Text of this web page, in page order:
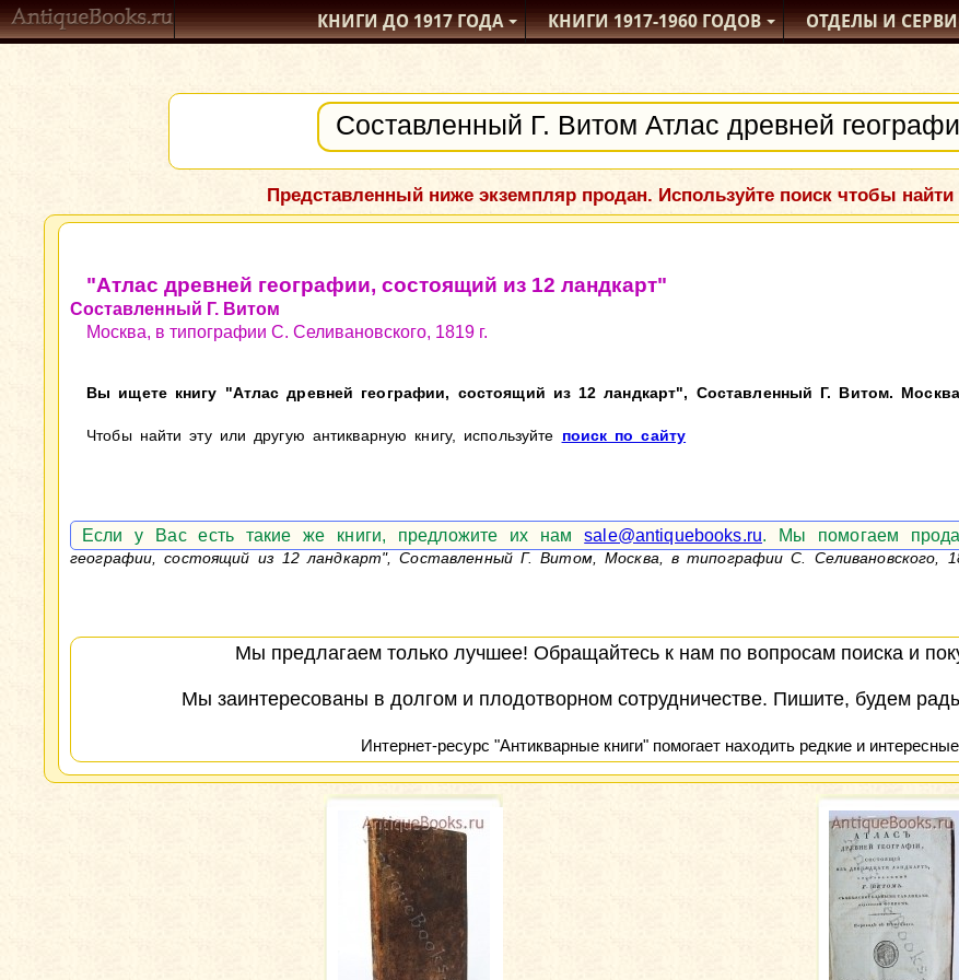
КНИГИ ДО 1917ГОДА КНИГИ1917-1960ГОДОВ ОТДЕЛЫИ
Представленный ниже экземпляр продан. Используйте поиск чтобы
"Атлас древней географии, состоящий из 12 ландкарт"
Составленный Г. Витом
Москва, в типографии С. Селивановского, 1819 г.
Вы ищете книгу "Атлас древней географии, состоящий из 12 ландкарт", Составленный Г. Витом.
Чтобы найти эту или другую антикварную книгу, используйте поиск по сайту
Если у Вас есть такие же книги, предложите их намsale@antiquebooks.ru. Мы помогаем
географии, состоящий из 12 ландкарт", Составленный Г. Витом, Москва, в типографии С. Селивановского,
Мы предлагаем только лучшее! Обращайтесь к нам по вопросам поиска и
Мы заинтересованы в долгом и плодотворном сотрудничестве. Пишите, будем
Интернет-ресурс "Антикварные книги" помогает находить редкие и